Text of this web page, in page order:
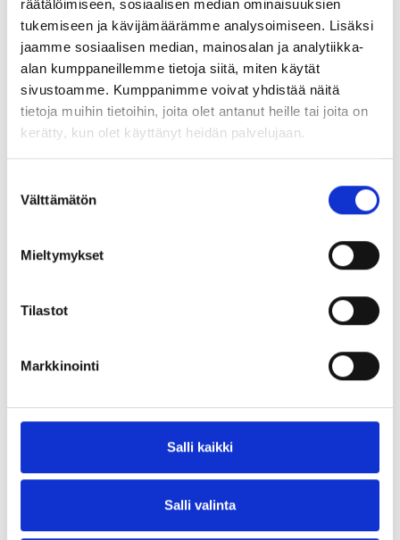
räätälöimiseen, sosiaalisen median ominaisuuksien
tukemiseen ja kävijämäärämme analysoimiseen. Lisäksi
jaamme sosiaalisen median, mainosalan ja analytiikka-
alan kumppaneillemme tietoja siitä, miten käytät
sivustoamme. Kumppanimme voivat yhdistää näitä
tietoja muihin tietoihin, joita olet antanut heille tai joita on
kerätty, kun olet käyttänyt heidän palvelujaan.
valinta
Välttämätön
Mieltymykset
Tilastot
Markkinointi
Salli kaikki
Salli valinta